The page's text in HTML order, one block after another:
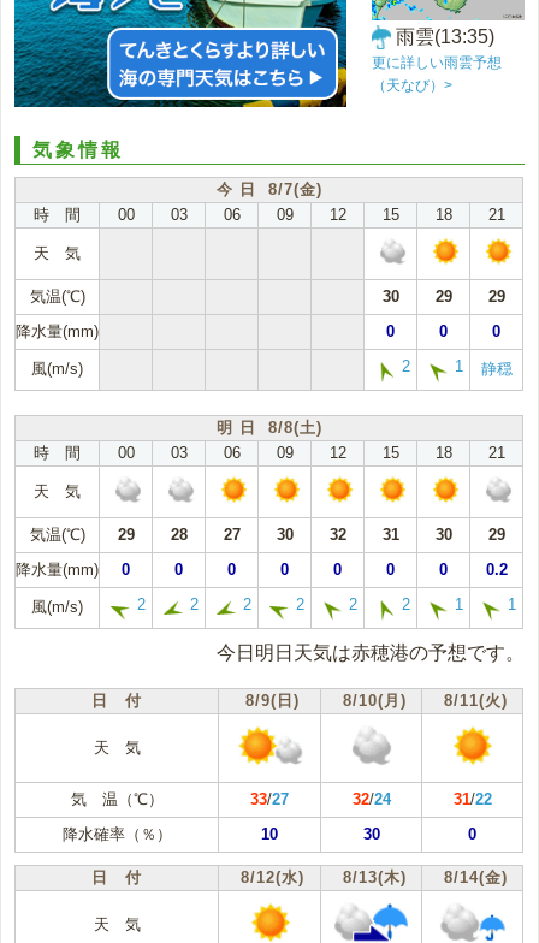
雨雲(13:35)
更に詳しい雨雲予想
（天なび）>
気象情報
今 日 8/7(金)
時 間
00 03 06 09 12 15 18 21
天 気
気温(℃) 30 29
29
降水量(mm)
0 0 0
風(m/s) 2 1 静穏
明 日 8/8(土)
時 間
00 03 06 09 12 15 18 21
天 気
気温(℃) 29 28 27 30 32 31 30
29
降水量(mm)
0 0 0 0 0 0 0 0.2
風(m/s) 2 2 2 2 2 2 1 1
今日明日天気は赤穂港の予想です。
日 付 8/9(日) 8/10(月) 8/11(火)
天 気
気 温（℃） 33/27 32/24 31/22
降水確率（％）
10 30 0
日 付 8/12(水) 8/13(木) 8/14(金)
天 気